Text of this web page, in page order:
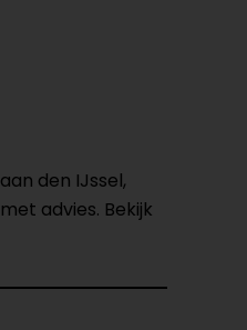
den IJssel,
advies. Bekijk